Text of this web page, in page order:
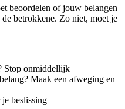
beoordelen of jouw belangen
betrokkene. Zo niet, moet je
Stop onmiddellijk
Maak een afweging en
beslissing